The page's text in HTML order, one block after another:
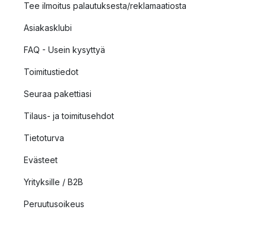
Tee ilmoitus palautuksesta/reklamaatiosta
Asiakasklubi
FAQ - Usein kysyttyä
Toimitustiedot
Seuraa pakettiasi
Tilaus- ja toimitusehdot
Tietoturva
Evästeet
Yrityksille / B2B
Peruutusoikeus